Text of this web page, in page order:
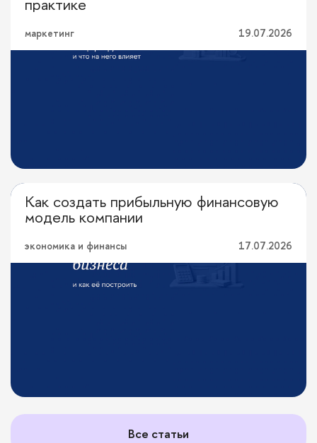
Все статьи
практике
маркетинг 19.07.2026
Можно вопрос?
Как создать прибыльную финансовую
модель компании
экономика и финансы 17.07.2026